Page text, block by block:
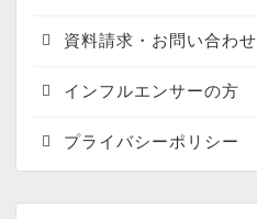
資料請求・お問い合わせ
インフルエンサーの方
プライバシーポリシー